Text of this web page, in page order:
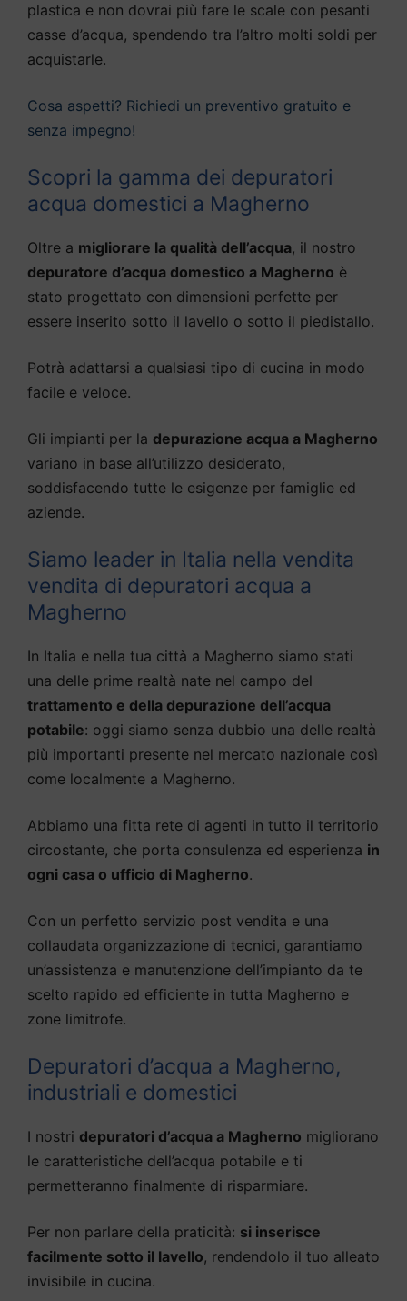
plastica e non dovrai più fare le scale con pesanti
casse d’acqua, spendendo tra l’altro molti soldi per
acquistarle.
Cosa aspetti? Richiedi un preventivo gratuito e
senza impegno!
Scopri la gamma dei depuratori
acqua domestici a Magherno
Oltre a migliorare la qualità dell’acqua, il nostro
depuratore d’acqua domestico a Magherno è
stato progettato con dimensioni perfette per
essere inserito sotto il lavello o sotto il piedistallo.
Potrà adattarsi a qualsiasi tipo di cucina in modo
facile e veloce.
Gli impianti per la depurazione acqua a Magherno
variano in base all’utilizzo desiderato,
soddisfacendo tutte le esigenze per famiglie ed
aziende.
Siamo leader in Italia nella vendita
vendita di depuratori acqua a
Magherno
In Italia e nella tua città a Magherno siamo stati
una delle prime realtà nate nel campo del
trattamento e della depurazione dell’acqua
potabile: oggi siamo senza dubbio una delle realtà
più importanti presente nel mercato nazionale così
come localmente a Magherno.
Abbiamo una fitta rete di agenti in tutto il territorio
circostante, che porta consulenza ed esperienza in
ogni casa o ufficio di Magherno.
Con un perfetto servizio post vendita e una
collaudata organizzazione di tecnici, garantiamo
un’assistenza e manutenzione dell’impianto da te
scelto rapido ed efficiente in tutta Magherno e
zone limitrofe.
Depuratori d’acqua a Magherno,
industriali e domestici
I nostri depuratori d’acqua a Magherno migliorano
le caratteristiche dell’acqua potabile e ti
permetteranno finalmente di risparmiare.
Per non parlare della praticità: si inserisce
facilmente sotto il lavello, rendendolo il tuo alleato
invisibile in cucina.